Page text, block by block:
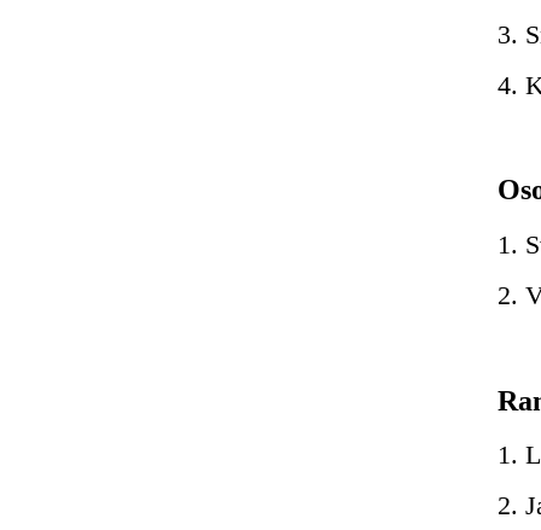
3.
4.
1.
2.
1.
2.